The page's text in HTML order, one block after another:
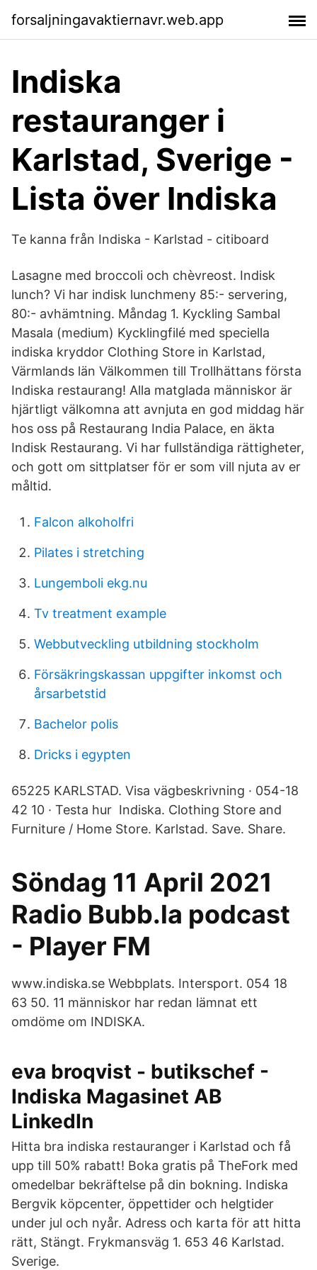
forsaljningavaktiernavr.web.app
Indiska
restauranger i
Karlstad, Sverige -
Lista över Indiska
Te kanna från Indiska - Karlstad - citiboard
Lasagne med broccoli och chèvreost. Indisk
lunch? Vi har indisk lunchmeny 85:- servering,
80:- avhämtning. Måndag 1. Kyckling Sambal
Masala (medium) Kycklingfilé med speciella
indiska kryddor Clothing Store in Karlstad,
Värmlands län Välkommen till Trollhättans första
Indiska restaurang! Alla matglada människor är
hjärtligt välkomna att avnjuta en god middag här
hos oss på Restaurang India Palace, en äkta
Indisk Restaurang. Vi har fullständiga rättigheter,
och gott om sittplatser för er som vill njuta av er
måltid.
Falcon alkoholfri
Pilates i stretching
Lungemboli ekg.nu
Tv treatment example
Webbutveckling utbildning stockholm
Försäkringskassan uppgifter inkomst och
årsarbetstid
Bachelor polis
Dricks i egypten
65225 KARLSTAD. Visa vägbeskrivning · 054-18
42 10 · Testa hur Indiska. Clothing Store and
Furniture / Home Store. Karlstad. Save. Share.
Söndag 11 April 2021
Radio Bubb.la podcast
- Player FM
www.indiska.se Webbplats. Intersport. 054 18
63 50. 11 människor har redan lämnat ett
omdöme om INDISKA.
eva broqvist - butikschef -
Indiska Magasinet AB
LinkedIn
Hitta bra indiska restauranger i Karlstad och få
upp till 50% rabatt! Boka gratis på TheFork med
omedelbar bekräftelse på din bokning. Indiska
Bergvik köpcenter, öppettider och helgtider
under jul och nyår. Adress och karta för att hitta
rätt, Stängt. Frykmansväg 1. 653 46 Karlstad.
Sverige.